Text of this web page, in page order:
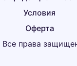
права
Оферта
Условия